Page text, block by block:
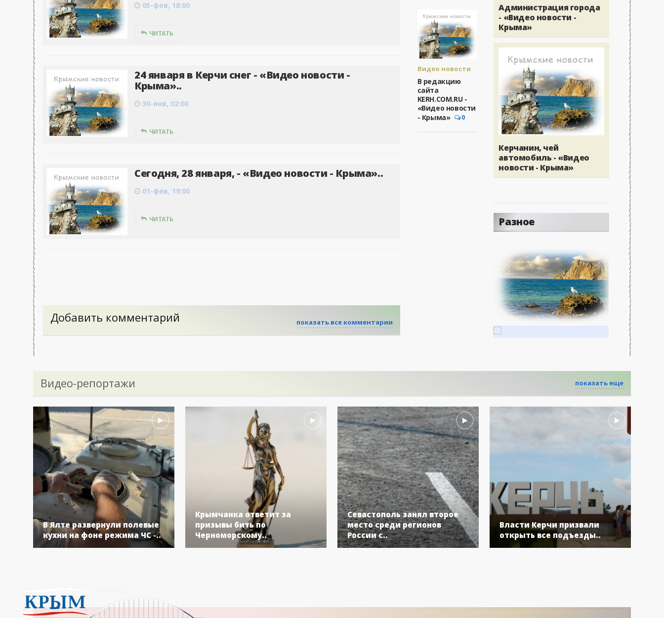
05-фев, 18:00
ЧИТАТЬ
24 января в Керчи снег - «Видео новости -
Крыма»..
30-янв, 02:00
ЧИТАТЬ
Сегодня, 28 января, - «Видео новости - Крыма»..
01-фев, 19:00
ЧИТАТЬ
Добавить комментарий показать все комментарии
Видео новости
- Крыма.
/
Видео новости
дня
В редакцию
сайта
KERH.COM.RU -
«Видео новости
- Крыма»
0
Администрация города
- «Видео новости -
Крыма»
Керчанин, чей
автомобиль - «Видео
новости - Крыма»
Разное
Видео-репортажи показать еще
В Ялте развернули полевые
кухни на фоне режима ЧС -..
Крымчанка ответит за
призывы бить по
Черноморскому..
Севастополь занял второе
место среди регионов
России с..
Власти Керчи призвали
открыть все подъезды..